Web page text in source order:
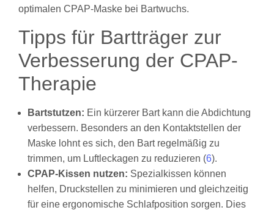
Tipps für Bartträger zur
Verbesserung der CPAP-
Therapie
Bartstutzen: Ein kürzerer Bart kann die Abdichtung
verbessern. Besonders an den Kontaktstellen der
Maske lohnt es sich, den Bart regelmäßig zu
trimmen, um Luftleckagen zu reduzieren (6).
CPAP-Kissen nutzen: Spezialkissen können
helfen, Druckstellen zu minimieren und gleichzeitig
für eine ergonomische Schlafposition sorgen. Dies